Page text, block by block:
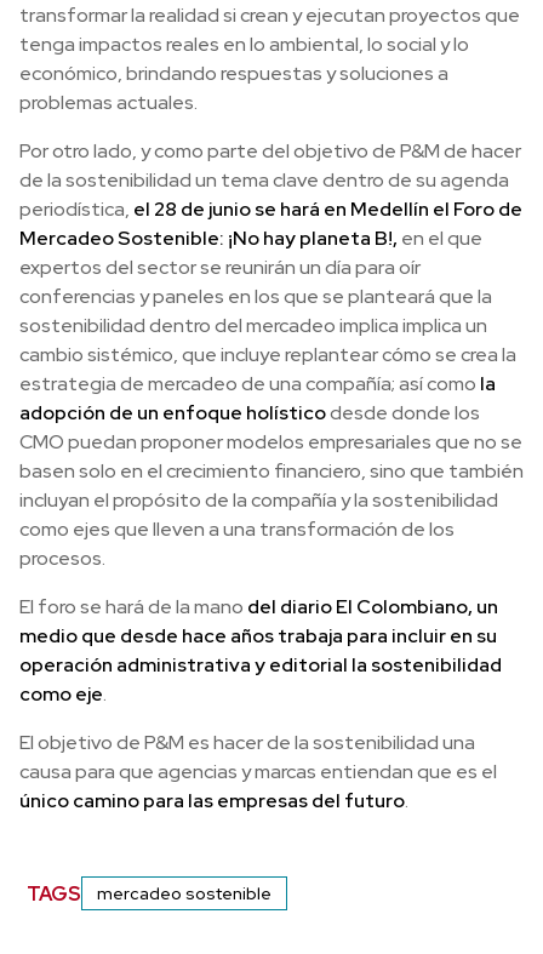
transformar la realidad si crean y ejecutan proyectos que
tenga impactos reales en lo ambiental, lo social y lo
económico, brindando respuestas y soluciones a
problemas actuales.
Por otro lado, y como parte del objetivo de P&M de hacer
de la sostenibilidad un tema clave dentro de su agenda
periodística, el 28 de junio se hará en Medellín el Foro de
Mercadeo Sostenible: ¡No hay planeta B!, en el que
expertos del sector se reunirán un día para oír
conferencias y paneles en los que se planteará que la
sostenibilidad dentro del mercadeo implica implica un
cambio sistémico, que incluye replantear cómo se crea la
estrategia de mercadeo de una compañía; así como la
adopción de un enfoque holísticodesde donde los
CMO puedan proponer modelos empresariales que no se
basen solo en el crecimiento financiero, sino que también
incluyan el propósito de la compañía y la sostenibilidad
como ejes que lleven a una transformación de los
procesos.
El foro se hará de la mano del diario El Colombiano, un
medio que desde hace años trabaja para incluir en su
operación administrativa y editorial la sostenibilidad
como eje.
El objetivo de P&M es hacer de la sostenibilidad una
causa para que agencias y marcas entiendan que es el
único camino para las empresas del futuro.
TAGS mercadeo sostenible